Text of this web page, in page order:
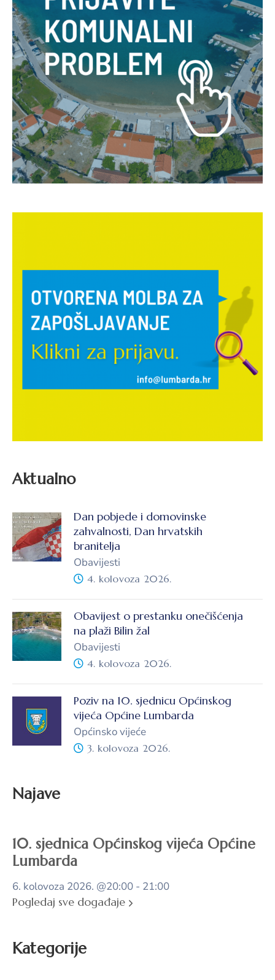
Aktualno
Dan pobjede i domovinske
zahvalnosti, Dan hrvatskih
branitelja
Obavijesti
4. kolovoza 2026.
Obavijest o prestanku onečišćenja
na plaži Bilin žal
Obavijesti
4. kolovoza 2026.
Poziv na 10. sjednicu Općinskog
vijeća Općine Lumbarda
Općinsko vijeće
3. kolovoza 2026.
Najave
10. sjednica Općinskog vijeća Općine
Lumbarda
6. kolovoza 2026. @20:00 - 21:00
Pogledaj sve događaje
Kategorije